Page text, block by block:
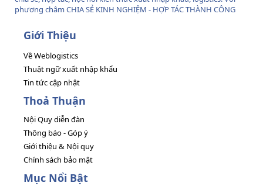
phương châm CHIA SẺ KINH NGHIỆM - HỢP TÁC THÀNH CÔNG
Giới Thiệu
Về Weblogistics
Thuật ngữ xuất nhập khẩu
Tin tức cập nhật
Thoả Thuận
Nội Quy diễn đàn
Thông báo - Góp ý
Giới thiệu & Nội quy
Chính sách bảo mật
Mục Nổi Bật